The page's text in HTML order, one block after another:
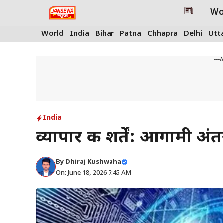
World India Bihar Patna Chhapra Delhi
---
India
व्यापार की शर्तें: आगामी
By Dhiraj Kushwaha
On: June 18, 2026 7:45 AM